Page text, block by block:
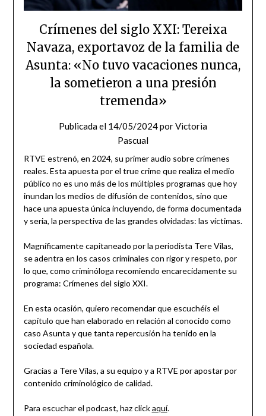
Crímenes del siglo XXI: Tereixa
Navaza, exportavoz de la familia de
Asunta: «No tuvo vacaciones nunca,
la sometieron a una presión
tremenda»
Publicada el 14/05/2024porVictoria
Pascual
RTVE estrenó, en 2024, su primer audio sobre crímenes
reales. Esta apuesta por el true crime que realiza el medio
público no es uno más de los múltiples programas que hoy
inundan los medios de difusión de contenidos, sino que
hace una apuesta única incluyendo, de forma documentada
y seria, la perspectiva de las grandes olvidadas: las víctimas.
Magníficamente capitaneado por la periodista Tere Vilas,
se adentra en los casos criminales con rigor y respeto, por
lo que, como criminóloga recomiendo encarecidamente su
programa: Crímenes del siglo XXI.
En esta ocasión, quiero recomendar que escuchéis el
capítulo que han elaborado en relación al conocido como
caso Asunta y que tanta repercusión ha tenido en la
sociedad española.
Gracias a Tere Vilas, a su equipo y a RTVE por apostar por
contenido criminológico de calidad.
Para escuchar el podcast, haz clickaquí.